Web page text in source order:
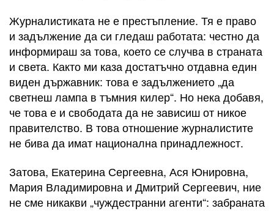
Журналистиката не е престъпление. Тя е право
и задължение да си гледаш работата: честно да
информираш за това, което се случва в страната
и света. Както ми каза достатъчно отдавна един
виден държавник: това е задължението „да
светнеш лампа в тъмния килер“. Но нека добавя,
че това е и свободата да не зависиш от никое
правителство. В това отношение журналистите
не бива да имат национална принадлежност.
Затова, Екатерина Сергеевна, Ася Юнировна,
Мария Владимировна и Дмитрий Сергеевич, ние
не сме никакви „чуждестранни агенти“: забраната